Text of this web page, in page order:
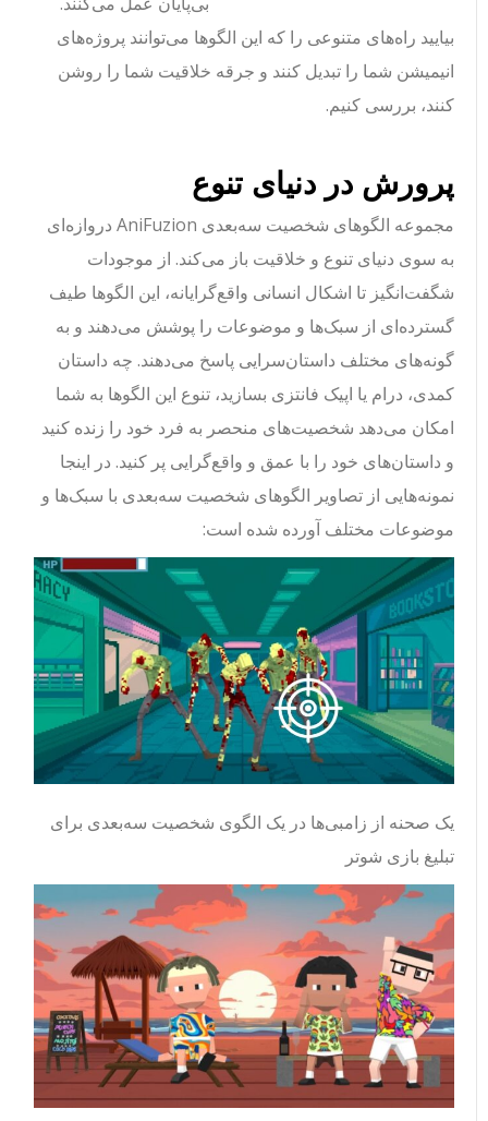
بیایید راه‌های متنوعی را که این الگوها می‌توانند پروژه‌های
انیمیشن شما را تبدیل کنند و جرقه خلاقیت شما را روشن
کنند، بررسی کنیم.
پرورش در دنیای تنوع
مجموعه الگوهای شخصیت سه‌بعدی AniFuzion دروازه‌ای
به سوی دنیای تنوع و خلاقیت باز می‌کند. از موجودات
شگفت‌انگیز تا اشکال انسانی واقع‌گرایانه، این الگوها طیف
گسترده‌ای از سبک‌ها و موضوعات را پوشش می‌دهند و به
گونه‌های مختلف داستان‌سرایی پاسخ می‌دهند. چه داستان
کمدی، درام یا اپیک فانتزی بسازید، تنوع این الگوها به شما
امکان می‌دهد شخصیت‌های منحصر به فرد خود را زنده کنید
و داستان‌های خود را با عمق و واقع‌گرایی پر کنید. در اینجا
نمونه‌هایی از تصاویر الگوهای شخصیت سه‌بعدی با سبک‌ها و
موضوعات مختلف آورده شده است:
یک صحنه از زامبی‌ها در یک الگوی شخصیت سه‌بعدی برای
تبلیغ بازی شوتر